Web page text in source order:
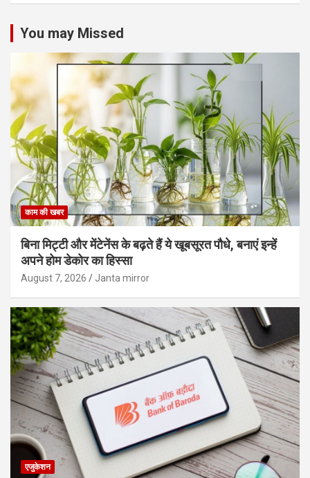
You may Missed
काम की खबर
बिना मिट्टी और मेंटेनेंस के बढ़ते हैं ये खूबसूरत पौधे, बनाएं इन्‍हें
अपने होम डेकोर का हिस्‍सा
August 7, 2026 Janta mirror
एजुकेशन